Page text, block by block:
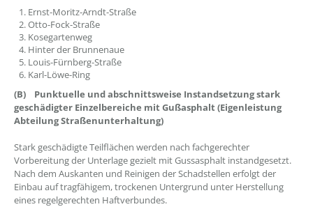
Ernst-Moritz-Arndt-Straße
Otto-Fock-Straße
Kosegartenweg
Hinter der Brunnenaue
Louis-Fürnberg-Straße
Karl-Löwe-Ring
(B) Punktuelle und abschnittsweise Instandsetzung stark
geschädigter Einzelbereiche mit Gußasphalt (Eigenleistung
Abteilung Straßenunterhaltung)
Stark geschädigte Teilflächen werden nach fachgerechter
Vorbereitung der Unterlage gezielt mit Gussasphalt instandgesetzt.
Nach dem Auskanten und Reinigen der Schadstellen erfolgt der
Einbau auf tragfähigem, trockenen Untergrund unter Herstellung
eines regelgerechten Haftverbundes.